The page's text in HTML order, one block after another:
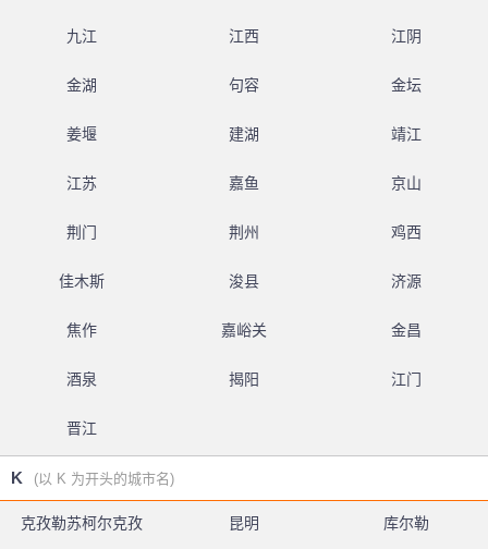
九江 江西 江阴
金湖 句容 金坛
姜堰 建湖 靖江
江苏 嘉鱼 京山
荆门 荆州 鸡西
佳木斯 浚县 济源
焦作 嘉峪关 金昌
酒泉 揭阳 江门
晋江
K (以 K 为开头的城市名)
克孜勒苏柯尔克孜 昆明 库尔勒